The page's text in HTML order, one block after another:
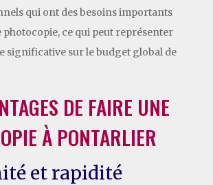
qui ont des besoins importants
photocopie, ce qui peut représenter
significative sur le budget global de
DE FAIRE UNE
À PONTARLIER
et rapidité